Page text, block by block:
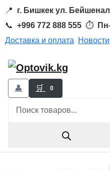
📍
г. Бишкек ул.
📞 +996 772 888 555 ⏱
Доставка и оплата
Новости
👤 🛒 0